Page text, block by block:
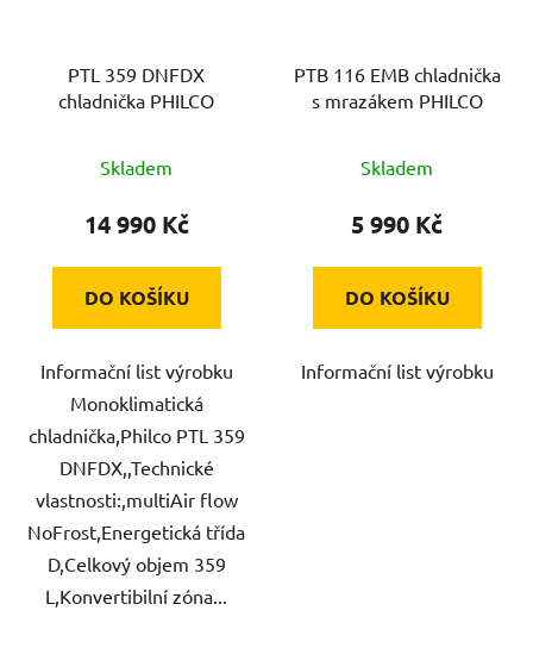
PTL 359 DNFDX
chladnička PHILCO
Skladem
14 990 Kč
DO KOŠÍKU
Informační list výrobku
Monoklimatická
chladnička,Philco PTL 359
DNFDX,,Technické
vlastnosti:,multiAir flow
NoFrost,Energetická třída
D,Celkový objem 359
L,Konvertibilní zóna...
PTB 116 EMB chladnička
s mrazákem PHILCO
Skladem
5 990 Kč
DO KOŠÍKU
Informační list výrobku